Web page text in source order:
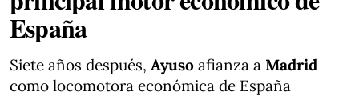
España
Siete años después, Ayuso afianza a Madrid
como locomotora económica de España